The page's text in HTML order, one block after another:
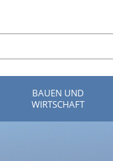
BAUEN UND
WIRTSCHAFT